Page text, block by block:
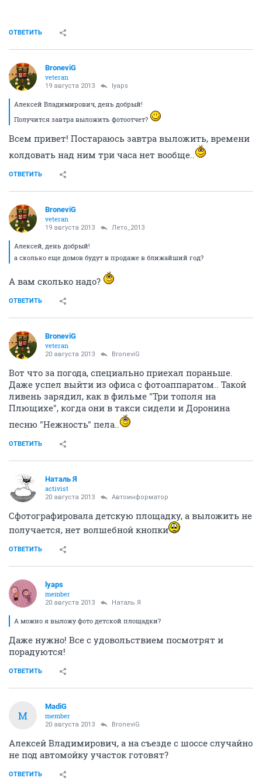
ОТВЕТИТЬ
BroneviG
veteran
19 августа 2013 lyaps
Алексей Владимирович, день добрый!
Получится завтра выложить фотоотчет?
Всем привет! Постараюсь завтра выложить, времени
колдовать над ним три часа нет вообще..
ОТВЕТИТЬ
BroneviG
veteran
19 августа 2013 Лето_2013
Алексей, день добрый!
а сколько еще домов будут в продаже в ближайший год?
А вам сколько надо?
ОТВЕТИТЬ
BroneviG
veteran
20 августа 2013 BroneviG
Вот что за погода, специально приехал пораньше.
Даже успел выйти из офиса с фотоаппаратом.. Такой
ливень зарядил, как в фильме "Три тополя на
Плющихе", когда они в такси сидели и Доронина
песню "Нежность" пела..
ОТВЕТИТЬ
Наталь Я
activist
20 августа 2013 Автоинформатор
Сфотографировала детскую площадку, а выложить не
получается, нет волшебной кнопки
ОТВЕТИТЬ
lyaps
member
20 августа 2013 Наталь Я
А можно я выложу фото детской площадки?
Даже нужно! Все с удовольствием посмотрят и
порадуются!
ОТВЕТИТЬ
M
MadiG
member
20 августа 2013 BroneviG
Алексей Владимирович, а на съезде с шоссе случайно
не под автомойку участок готовят?
ОТВЕТИТЬ